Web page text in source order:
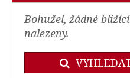
Bohužel, žádné
nalezeny.